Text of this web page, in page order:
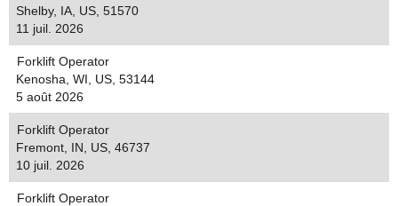
Shelby, IA, US, 51570
11 juil. 2026
Forklift Operator
Kenosha, WI, US, 53144
5 août 2026
Forklift Operator
Fremont, IN, US, 46737
10 juil. 2026
Forklift Operator